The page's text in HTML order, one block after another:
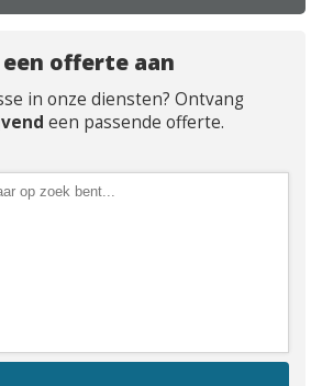
offerte aan
in onze diensten? Ontvang
een passende offerte.